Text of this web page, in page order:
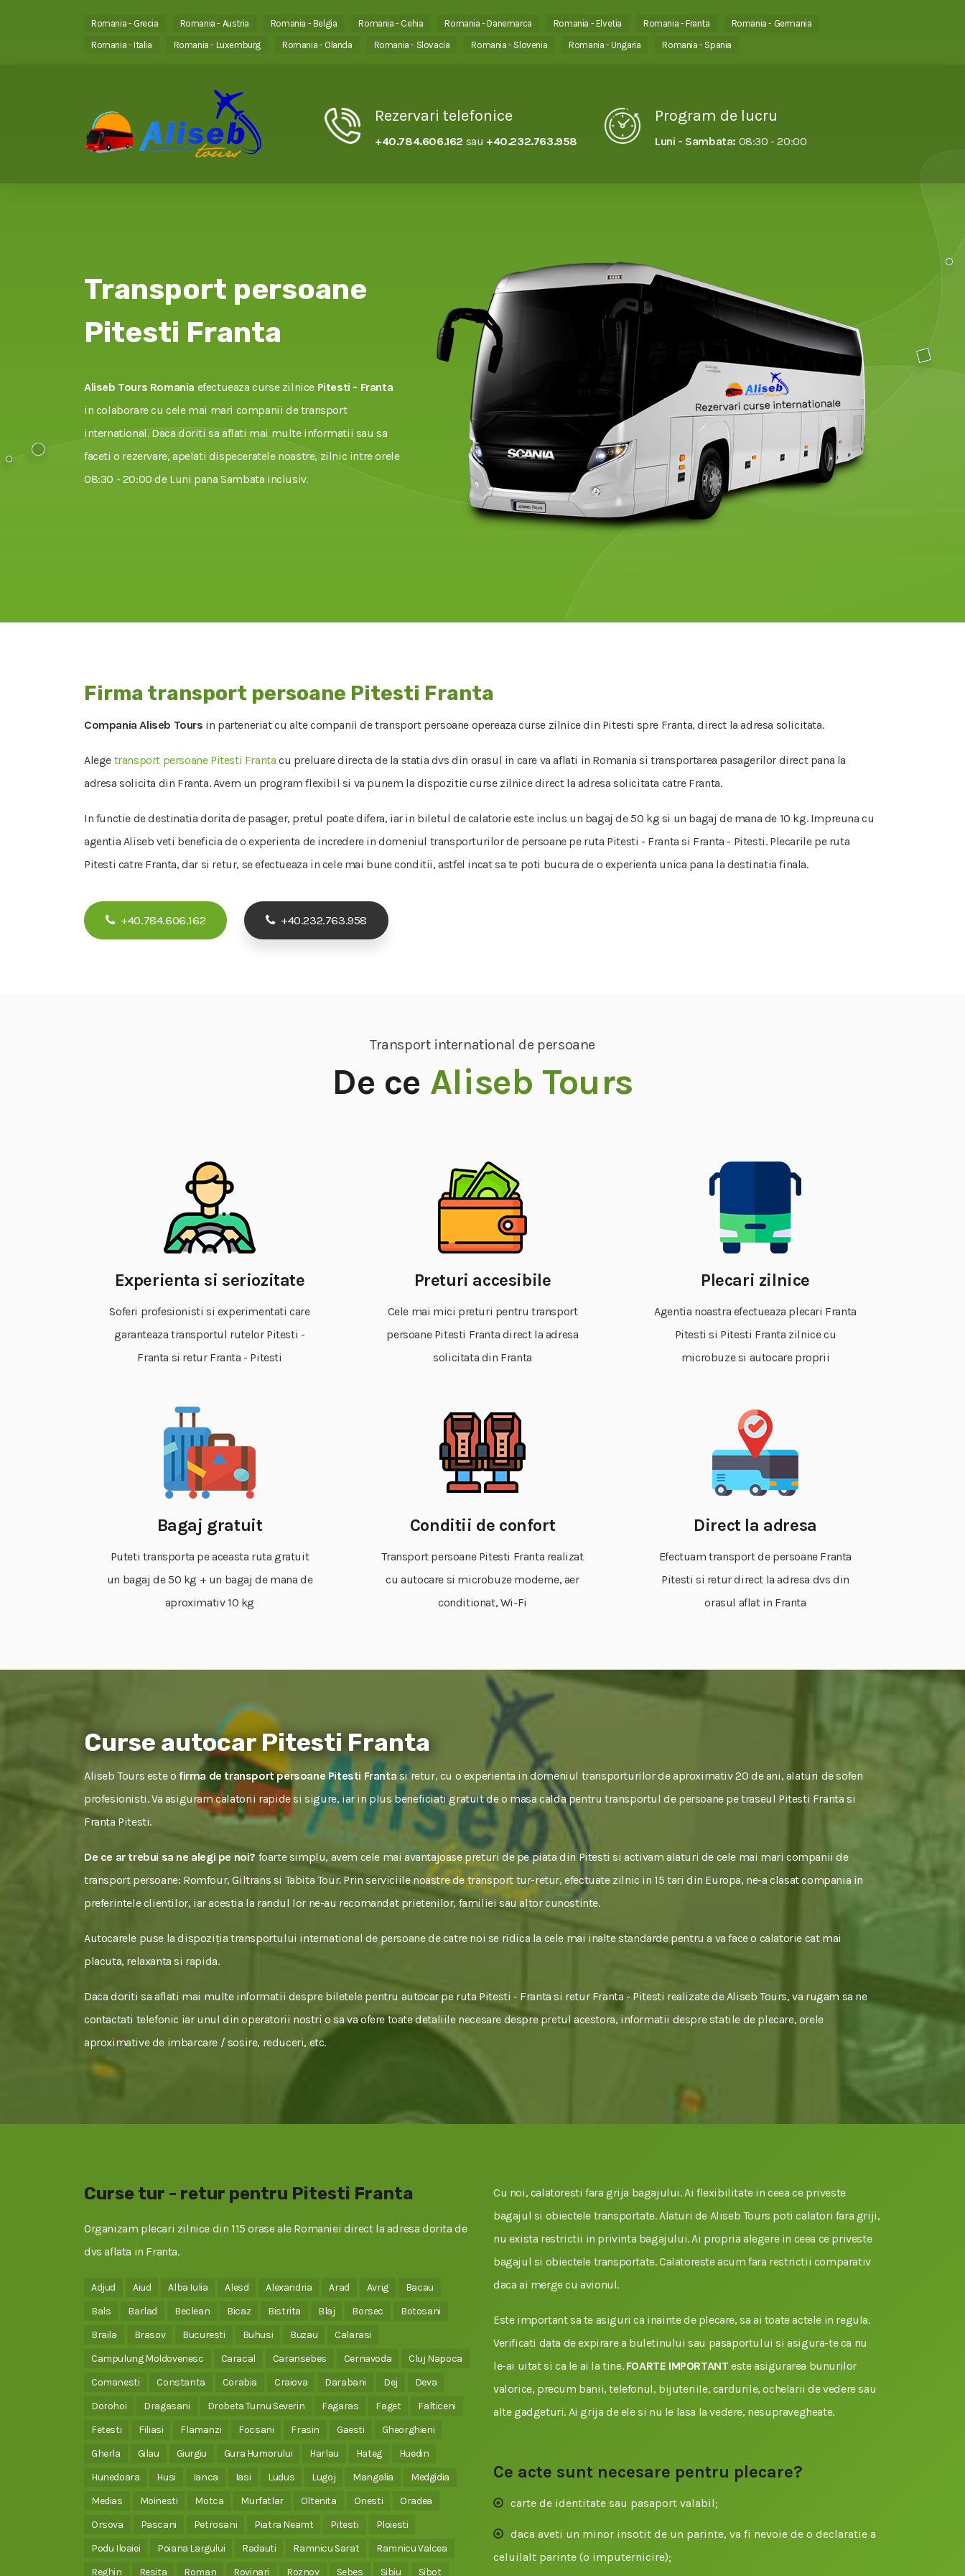
Romania - Grecia Romania - Austria Romania - Belgia Romania - Cehia Romania - Danemarca Romania - Elvetia Romania - Franta
Romania - Germania
Romania - Italia
Romania - Luxemburg Romania - Olanda Romania - Slovacia Romania - Slovenia Romania - Ungaria Romania - Spania
Rezervari telefonice
+40.784.606.162 sau +40.232.763.958
Program de lucru
Luni - Sambata: 08:30 - 20:00
Transport persoane
Pitesti Franta
Aliseb Tours Romania efectueaza curse zilnice Pitesti - Franta
in colaborare cu cele mai mari companii de transport
international. Daca doriti sa aflati mai multe informatii sau sa
faceti o rezervare, apelati dispeceratele noastre, zilnic intre orele
08:30 - 20:00 de Luni pana Sambata inclusiv.
Firma transport persoane Pitesti Franta
Compania Aliseb Tours in parteneriat cu alte companii de transport persoane opereaza curse zilnice din Pitesti spre Franta, direct la adresa solicitata.
Alege transport persoane Pitesti Franta cu preluare directa de la statia dvs din orasul in care va aflati in Romania si transportarea pasagerilor direct pana la
adresa solicita din Franta. Avem un program flexibil si va punem la dispozitie curse zilnice direct la adresa solicitata catre Franta.
In functie de destinatia dorita de pasager, pretul poate difera, iar in biletul de calatorie este inclus un bagaj de 50 kg si un bagaj de mana de 10 kg. Impreuna cu
agentia Aliseb veti beneficia de o experienta de incredere in domeniul transporturilor de persoane pe ruta Pitesti - Franta si Franta - Pitesti. Plecarile pe ruta
Pitesti catre Franta, dar si retur, se efectueaza in cele mai bune conditii, astfel incat sa te poti bucura de o experienta unica pana la destinatia finala.
+40.784.606.162 +40.232.763.958
Transport international de persoane
De ce Aliseb Tours
Experienta si seriozitate
Soferi profesionisti si experimentati care
garanteaza transportul rutelor Pitesti -
Franta si retur Franta - Pitesti
Preturi accesibile
Cele mai mici preturi pentru transport
persoane Pitesti Franta direct la adresa
solicitata din Franta
Plecari zilnice
Agentia noastra efectueaza plecari Franta
Pitesti si Pitesti Franta zilnice cu
microbuze si autocare proprii
Bagaj gratuit
Puteti transporta pe aceasta ruta gratuit
un bagaj de 50 kg + un bagaj de mana de
aproximativ 10 kg
Conditii de confort
Transport persoane Pitesti Franta realizat
cu autocare si microbuze moderne, aer
conditionat, Wi-Fi
Direct la adresa
Efectuam transport de persoane Franta
Pitesti si retur direct la adresa dvs din
orasul aflat in Franta
Curse autocar Pitesti Franta
Aliseb Tours este o firma de transport persoane Pitesti Frantasi retur, cu o experienta in domeniul transporturilor de aproximativ 20 de ani, alaturi de soferi
profesionisti. Va asiguram calatorii rapide si sigure, iar in plus beneficiati gratuit de o masa calda pentru transportul de persoane pe traseul Pitesti Franta si
Franta Pitesti.
De ce ar trebui sa ne alegi pe noi? foarte simplu, avem cele mai avantajoase preturi de pe piata din Pitesti si activam alaturi de cele mai mari companii de
transport persoane: Romfour, Giltrans si Tabita Tour. Prin serviciile noastre de transport tur-retur, efectuate zilnic in 15 tari din Europa, ne-a clasat compania in
preferintele clientilor, iar acestia la randul lor ne-au recomandat prietenilor, familiei sau altor cunostinte.
Autocarele puse la dispoziția transportului international de persoane de catre noi se ridica la cele mai inalte standarde pentru a va face o calatorie cat mai
placuta, relaxanta si rapida.
Daca doriti sa aflati mai multe informatii despre biletele pentru autocar pe ruta Pitesti - Franta si retur Franta - Pitesti realizate de Aliseb Tours, va rugam sa ne
contactati telefonic iar unul din operatorii nostri o sa va ofere toate detaliile necesare despre pretul acestora, informatii despre statile de plecare, orele
aproximative de imbarcare / sosire, reduceri, etc.
Curse tur - retur pentru Pitesti Franta
Organizam plecari zilnice din 115 orase ale Romaniei direct la adresa dorita de
dvs aflata in Franta.
Adjud Aiud Alba Iulia Alesd Alexandria Arad Avrig
Bacau
Bals
Barlad Beclean Bicaz Bistrita Blaj Borsec
Botosani
Braila
Brasov Bucuresti Buhusi Buzau
Calarasi
Campulung Moldovenesc
Caracal Caransebes Cernavoda
Cluj Napoca
Comanesti
Constanta Corabia Craiova Darabani Dej
Deva
Dorohoi
Dragasani Drobeta Turnu Severin Fagaras Faget
Falticeni
Fetesti
Filiasi Flamanzi Focsani Frasin Gaesti
Gheorghieni
Gherla
Gilau Giurgiu Gura Humorului Harlau Hateg
Huedin
Hunedoara
Husi Ianca Iasi Ludus Lugoj Mangalia
Medgidia
Medias
Moinesti Motca Murfatlar Oltenita Onesti
Oradea
Orsova
Pascani Petrosani Piatra Neamt Pitesti
Ploiesti
Podu Iloaiei
Poiana Largului Radauti Ramnicu Sarat
Ramnicu Valcea
Reghin
Resita Roman Rovinari Roznov Sebes Sibiu Sibot
Cu noi, calatoresti fara grija bagajului. Ai flexibilitate in ceea ce priveste
bagajul si obiectele transportate. Alaturi de Aliseb Tours poti calatori fara griji,
nu exista restrictii in privinta bagajului. Ai propria alegere in ceea ce priveste
bagajul si obiectele transportate. Calatoreste acum fara restrictii comparativ
daca ai merge cu avionul.
Este important sa te asiguri ca inainte de plecare, sa ai toate actele in regula.
Verificati data de expirare a buletinului sau pasaportului si asigura-te ca nu
le-ai uitat si ca le ai la tine. FOARTE IMPORTANT este asigurarea bunurilor
valorice, precum banii, telefonul, bijuteriile, cardurile, ochelarii de vedere sau
alte gadgeturi. Ai grija de ele si nu le lasa la vedere, nesupravegheate.
Ce acte sunt necesare pentru plecare?
carte de identitate sau pasaport valabil;
daca aveti un minor insotit de un parinte, va fi nevoie de o declaratie a
celuilalt parinte (o imputernicire);